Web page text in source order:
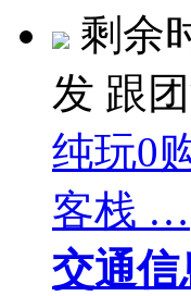
剩余
发 跟
纯玩0
客栈 …
交通信